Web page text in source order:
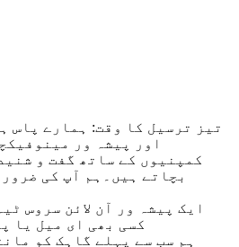
اور پیشہ ور
کمپنیوں کے ساتھ گفت و
بچاتے ہیں۔ہم آپ کی
کسی بھی ای میل یا